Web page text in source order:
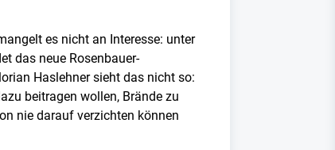
es nicht an Interesse: unter
das neue Rosenbauer-
Haslehner sieht das nicht so:
beitragen wollen, Brände zu
nie darauf verzichten können